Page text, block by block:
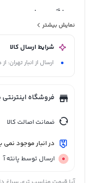
ویژگی ها
همیشه مراقب گرد و خاک
در صورت امکان از
قابلیت مقاومت زیاد در
نمایش بیشتر
شرایط ارسال کالا
ارسال از انبار
فروشگاه اینترنتی
ضمانت اصالت کالا
در انبار موجود نمی
ارسال توسط پانته آ